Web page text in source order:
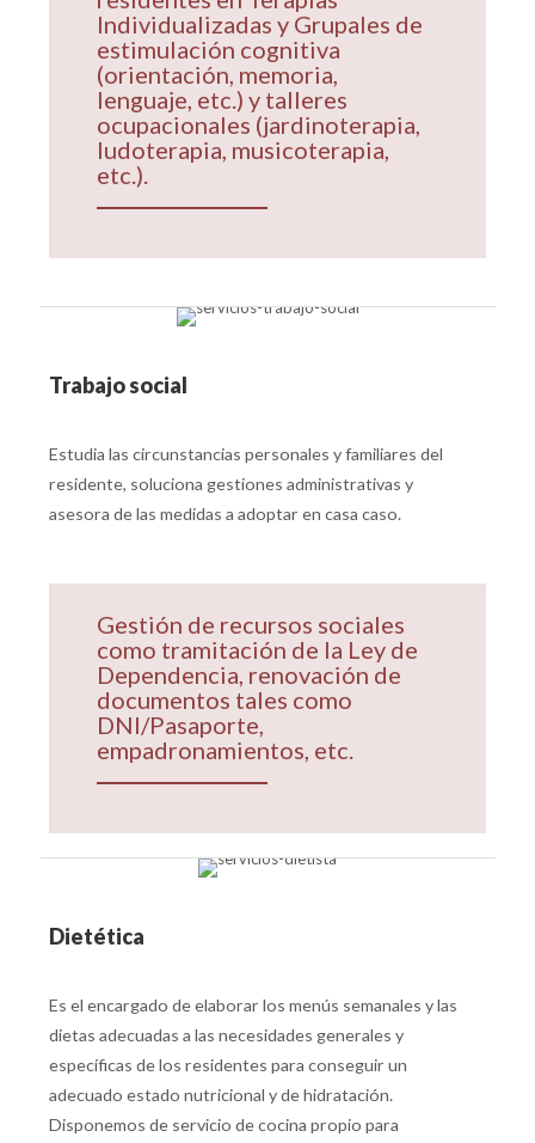
Individualizadas y Grupales de
estimulación cognitiva
(orientación, memoria,
lenguaje, etc.) y talleres
ocupacionales (jardinoterapia,
ludoterapia, musicoterapia,
etc.).
Trabajo social
Estudia las circunstancias personales y familiares del
residente, soluciona gestiones administrativas y
asesora de las medidas a adoptar en casa caso.
Gestión de recursos sociales
como tramitación de la Ley de
Dependencia, renovación de
documentos tales como
DNI/Pasaporte,
empadronamientos, etc.
Dietética
Es el encargado de elaborar los menús semanales y las
dietas adecuadas a las necesidades generales y
específicas de los residentes para conseguir un
adecuado estado nutricional y de hidratación.
Disponemos de servicio de cocina propio para